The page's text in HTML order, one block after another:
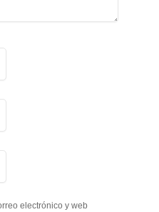
electrónico y web